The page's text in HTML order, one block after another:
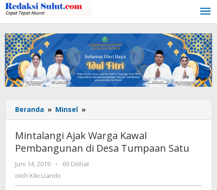
Lewati
ke
konten
Beranda » Minsel »
Ajak
Kawal
Pembangunan
di
Mintalangi Ajak Warga Kawal
Pembangunan di Desa Tumpaan Satu
Juni 14, 2019
oleh
Kiki
-
69 Dilihat
oleh Kiki Liando